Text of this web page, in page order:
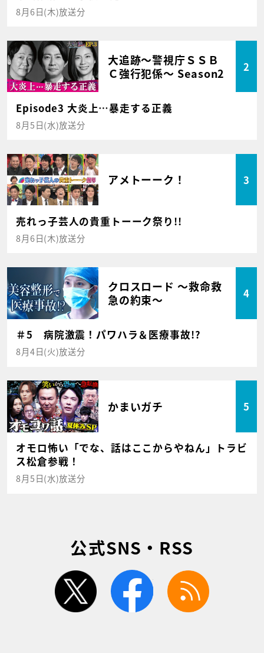
8月6日(木)放送分
大追跡～警視庁ＳＳＢ
Ｃ強行犯係～ Season2
2
Episode3 大炎上…暴走する正義
8月5日(水)放送分
アメトーーク！ 3
売れっ子芸人の貴重トーーク祭り!!
8月6日(木)放送分
クロスロード ～救命救
急の約束～
4
＃5 病院激震！パワハラ＆医療事故!?
8月4日(火)放送分
かまいガチ 5
オモロ怖い「でな、話はここからやねん」トラビ
ス松倉参戦！
8月5日(水)放送分
公式SNS・RSS
twitter facebook